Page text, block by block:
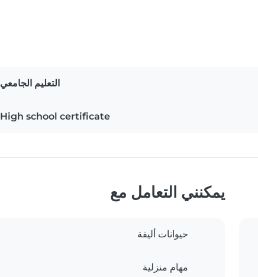
التعليم الجامعي
High school certificate
يمكنني التعامل مع
حيوانات أليفة
مهام منزلية